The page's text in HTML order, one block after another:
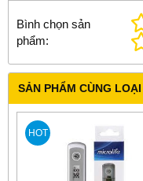
Bình chọn sản
phẩm:
SẢN PHẨM CÙNG LOẠI
HOT